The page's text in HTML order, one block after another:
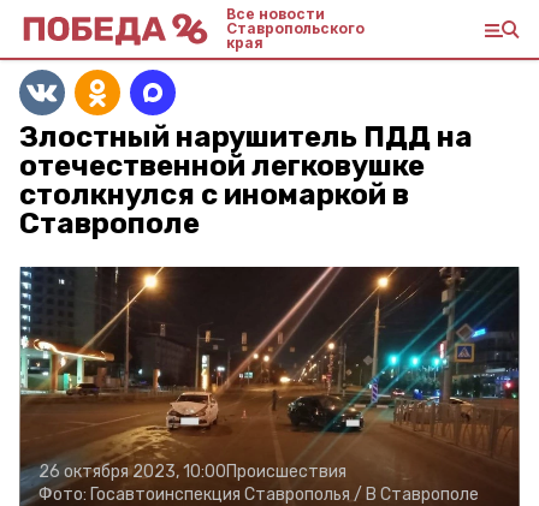
Все новости
Ставропольского
края
Злостный нарушитель ПДД на
отечественной легковушке
столкнулся с иномаркой в
Ставрополе
26 октября 2023, 10:00Происшествия
Фото: Госавтоинспекция Ставрополья / В Ставрополе